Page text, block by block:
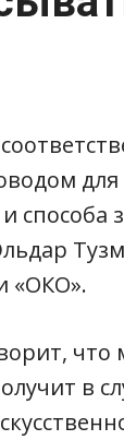
способа
«ОКО».
в